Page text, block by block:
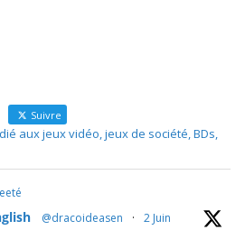
Suivre
aux jeux vidéo, jeux de société, BDs,
@dracoideasen · 2 Juin